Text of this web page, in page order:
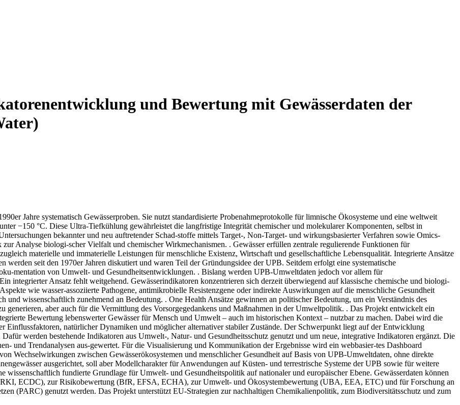
und Bewertung mit Gewässerdaten der
Jahre systematisch Gewässerproben. Sie nutzt standardisierte Probenahmeprotokolle für limnische Ökosysteme und eine weltweit
−150 °C. Diese Ultra-Tiefkühlung gewährleistet die langfristige Integrität chemischer und molekularer Komponenten, selbst in
bekannter und neu auftretender Schad-stoffe mittels Target-, Non-Target- und wirkungsbasierter Verfahren sowie Omics-
Analyse biologi-scher Vielfalt und chemischer Wirkmechanismen. . Gewässer erfüllen zentrale regulierende Funktionen für
materielle und immaterielle Leistungen für menschliche Existenz, Wirtschaft und gesellschaftliche Lebensqualität. Integrierte Ansätze
werden seit den 1970er Jahren diskutiert und waren Teil der Gründungsidee der UPB. Seitdem erfolgt eine systematische
mentation von Umwelt- und Gesundheitsentwicklungen. . Bislang werden UPB-Umweltdaten jedoch vor allem für
integrierter Ansatz fehlt weitgehend. Gewässerindikatoren konzentrieren sich derzeit überwiegend auf klassische chemische und biologi-
wie wasser-assoziierte Pathogene, antimikrobielle Resistenzgene oder indirekte Auswirkungen auf die menschliche Gesundheit
wissenschaftlich zunehmend an Bedeutung. . One Health Ansätze gewinnen an politischer Bedeutung, um ein Verständnis des
generieren, aber auch für die Vermittlung des Vorsorgegedankens und Maßnahmen in der Umweltpolitik. . Das Projekt entwickelt ein
Bewertung lebenswerter Gewässer für Mensch und Umwelt – auch im historischen Kontext – nutzbar zu machen. Dabei wird die
natürlicher Dynamiken und möglicher alternativer stabiler Zustände. Der Schwerpunkt liegt auf der Entwicklung
werden bestehende Indikatoren aus Umwelt-, Natur- und Gesundheitsschutz genutzt und um neue, integrative Indikatoren ergänzt. Die
und Trendanalysen aus-gewertet. Für die Visualisierung und Kommunikation der Ergebnisse wird ein webbasier-tes Dashboard
Wechselwirkungen zwischen Gewässerökosystemen und menschlicher Gesundheit auf Basis von UPB-Umweltdaten, ohne direkte
ausgerichtet, soll aber Modellcharakter für Anwendungen auf Küsten- und terrestrische Systeme der UPB sowie für weitere
wissenschaftlich fundierte Grundlage für Umwelt- und Gesundheitspolitik auf nationaler und europäischer Ebene. Gewässerdaten können
ECDC), zur Risikobewertung (BfR, EFSA, ECHA), zur Umwelt- und Ökosystembewertung (UBA, EEA, ETC) und für Forschung an
(PARC) genutzt werden. Das Projekt unterstützt EU-Strategien zur nachhaltigen Chemikalienpolitik, zum Biodiversitätsschutz und zum